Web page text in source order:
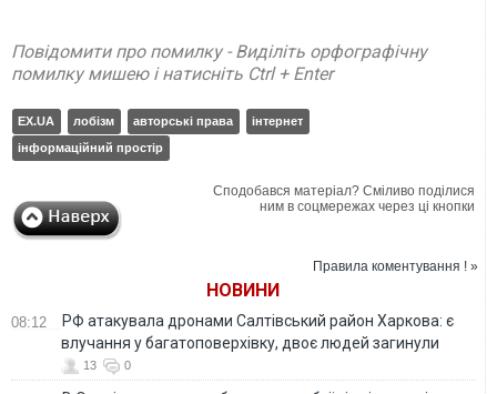
Повідомити про помилку - Виділіть орфографічну
помилку мишею і натисніть Ctrl + Enter
EX.UA лобізм авторські права
інтернет
інформаційний простір
Сподобався матеріал? Сміливо поділися
ним в соцмережах через ці кнопки
Правила коментування ! »
НОВИНИ
08:12
РФ атакувала дронами Салтівський район Харкова: є
влучання у багатоповерхівку, двоє людей загинули
13 0